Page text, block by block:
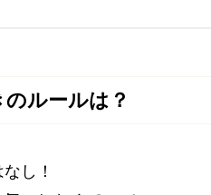
ルールは？
し！